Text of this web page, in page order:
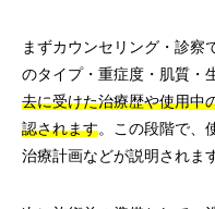
まずカウンセリング・診察
のタイプ・重症度・肌質・
去に受けた治療歴や使用中
認されます。この段階で、
治療計画などが説明されま